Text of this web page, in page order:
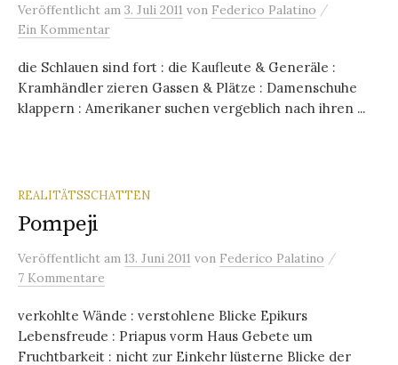
Veröffentlicht am 3. Juli 2011 von Federico Palatino /
Ein Kommentar
die Schlauen sind fort : die Kaufleute & Generäle :
Kramhändler zieren Gassen & Plätze : Damenschuhe
klappern : Amerikaner suchen vergeblich nach ihren ...
REALITÄTSSCHATTEN
Pompeji
Veröffentlicht am 13. Juni 2011 von Federico Palatino /
7 Kommentare
verkohlte Wände : verstohlene Blicke Epikurs
Lebensfreude : Priapus vorm Haus Gebete um
Fruchtbarkeit : nicht zur Einkehr lüsterne Blicke der